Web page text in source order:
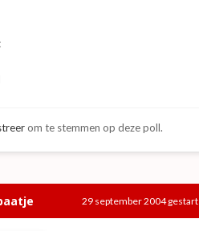
om te stemmen op deze poll.
29 september 2004gestart